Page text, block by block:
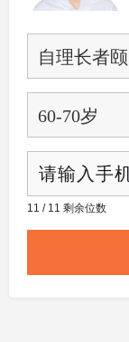
11 / 11 剩余位数